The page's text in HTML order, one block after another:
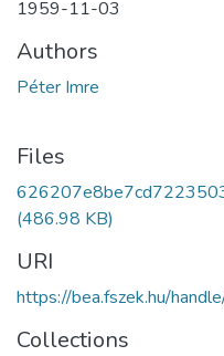
1959-11-03
Authors
Péter Imre
Files
(486.98 KB)
URI
https://bea.fszek.hu/
Collections